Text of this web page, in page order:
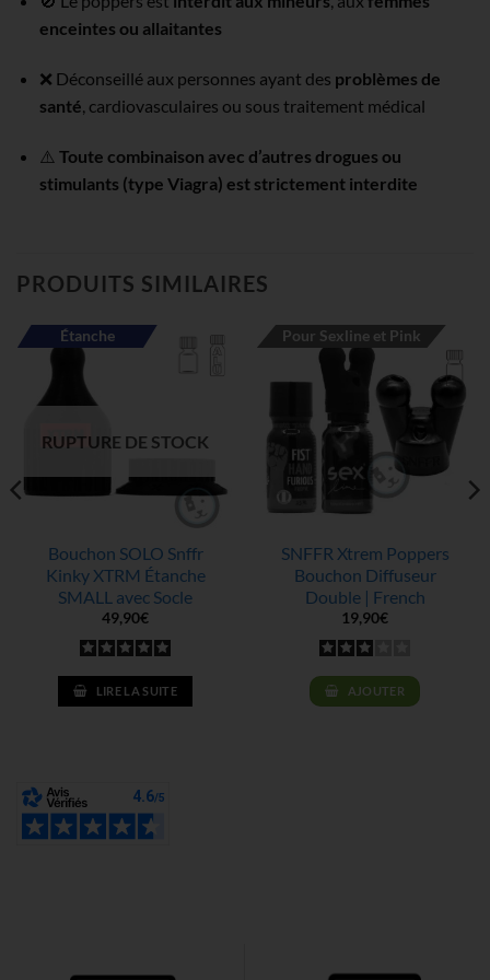
enceintes ou allaitantes
❌ Déconseillé aux personnes ayant des problèmes de
santé, cardiovasculaires ou sous traitement médical
⚠️ Toute combinaison avec d’autres drogues ou
stimulants (type Viagra) est strictement interdite
PRODUITS SIMILAIRES
Étanche
RUPTURE DE STOCK
Bouchon SOLO Snffr
Kinky XTRM Étanche
SMALL avec Socle
49,90€
LIRE LA SUITE
Pour Sexline et Pink
SNFFR Xtrem Poppers
Bouchon Diffuseur
Double | French
19,90€
AJOUTER